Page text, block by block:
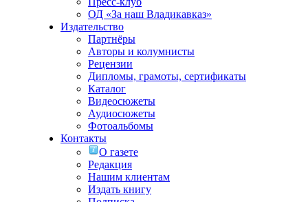
ОД «За наш Владикавказ»
Издательство
Партнёры
Авторы и колумнисты
Рецензии
Дипломы, грамоты, сертификаты
Каталог
Видеосюжеты
Аудиосюжеты
Фотоальбомы
Контакты
О газете
Редакция
Нашим клиентам
Издать книгу